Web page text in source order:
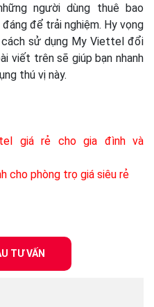
người dùng thuê bao
để trải nghiệm. Hy vọng
cách sử dụng My Viettel đổi
viết trên sẽ giúp bạn nhanh
thú vị này.
giá rẻ cho gia đình và
cho phòng trọ giá siêu rẻ
TƯ VẤN